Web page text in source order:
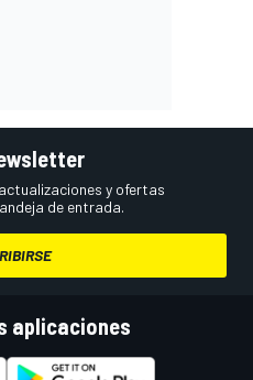
y ofertas
de entrada.
aplicaciones